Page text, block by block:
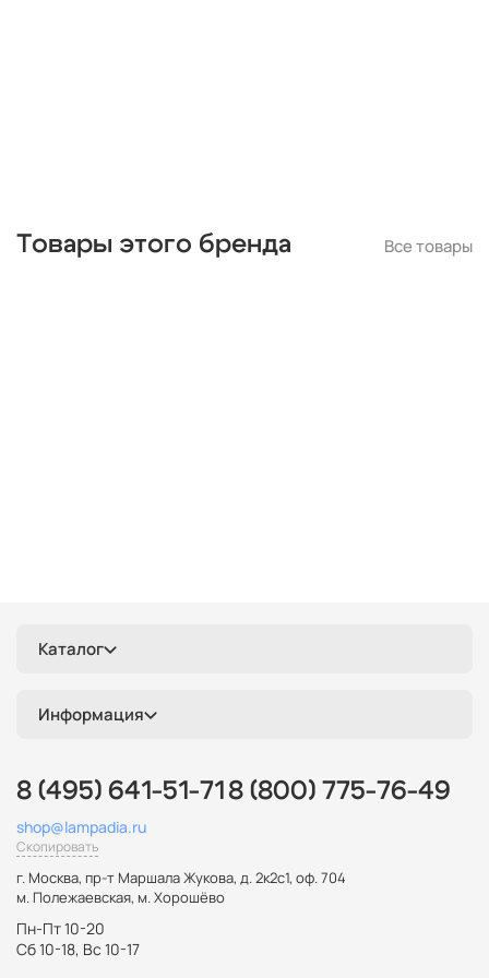
Товары этого бренда Все товары
Каталог
Информация
8 (495) 641-51-71 8 (800) 775-76-49
shop@lampadia.ru
Скопировать
г. Москва, пр-т Маршала Жукова, д. 2к2с1, оф. 704
м. Полежаевская, м. Хорошёво
Пн-Пт 10-20
Сб 10-18, Вс 10-17